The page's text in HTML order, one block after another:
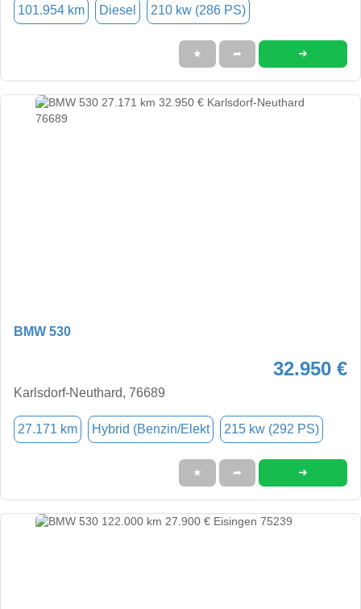
101.954 km Diesel 210 kw (286 PS)
★ ➦ ➜
BMW 530
32.950 €
Karlsdorf-Neuthard, 76689
27.171 km Hybrid (Benzin/Elekt 215 kw (292 PS)
★ ➦ ➜